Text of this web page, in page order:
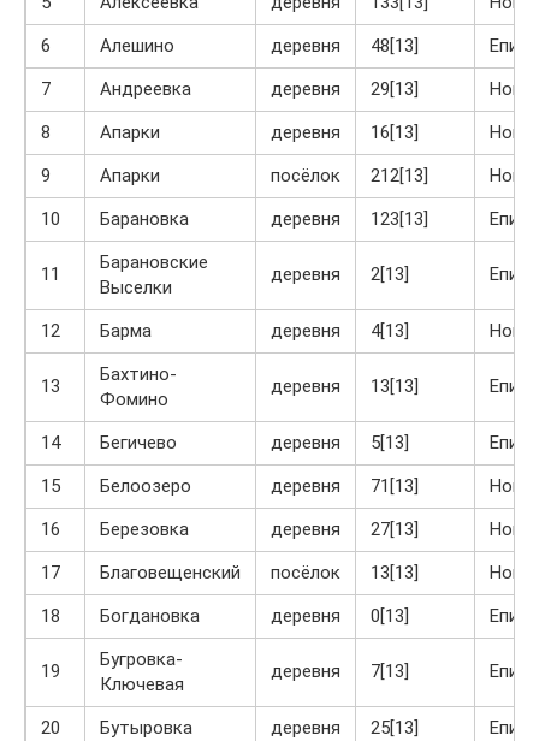
6
Алешино деревня 48[13]
7
Андреевка деревня 29[13]
8
Апарки деревня 16[13]
9
Апарки посёлок 212[13]
10
Барановка деревня 123[13]
11
Барановские
Выселки
деревня 2[13]
12 Барма деревня 4[13]
13
Бахтино-
Фомино
деревня 13[13]
14 Бегичево деревня 5[13]
15
Белоозеро деревня 71[13]
16
Березовка деревня 27[13]
17
Благовещенский посёлок 13[13]
18
Богдановка деревня 0[13]
19
Бугровка-
Ключевая
деревня 7[13]
20 Бутыровка деревня 25[13]